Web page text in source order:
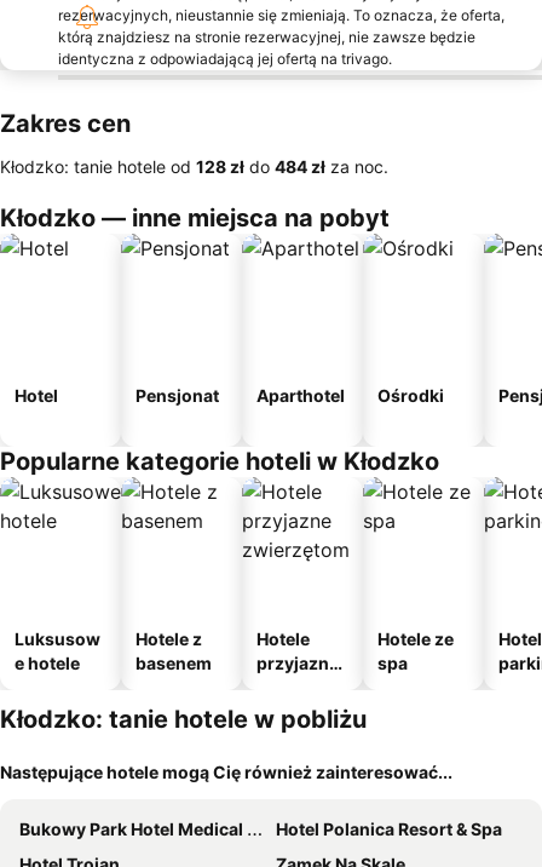
rezerwacyjnych, nieustannie się zmieniają. To oznacza, że oferta,
którą znajdziesz na stronie rezerwacyjnej, nie zawsze będzie
identyczna z odpowiadającą jej ofertą na trivago.
Zakres cen
Kłodzko: tanie hotele od ‎128 zł do ‎484 zł za noc.
Kłodzko — inne miejsca na pobyt
Hotel Pensjonat Aparthotel Ośrodki
Popularne kategorie hoteli w Kłodzko
Luksusow
e hotele
Hotele z
basenem
Hotele
przyjazne
m
Hotele ze
spa
Kłodzko: tanie hotele w pobliżu
Następujące hotele mogą Cię również zainteresować...
Bukowy Park Hotel Medical SPA
Hotel Polanica Resort & Spa